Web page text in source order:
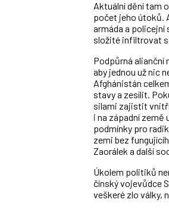
Aktuální dění tam
počet jeho útoků.
armáda a policejní
složité infiltrovat
Podpůrná alianční
aby jednou už nic
Afghánistán
stavy a zesílit.
silami zajistit
i na západní
podmínky pro
zemi bez
Zaorálek a další
Úkolem politiků
čínský vojevůdce
veškeré zlo války,